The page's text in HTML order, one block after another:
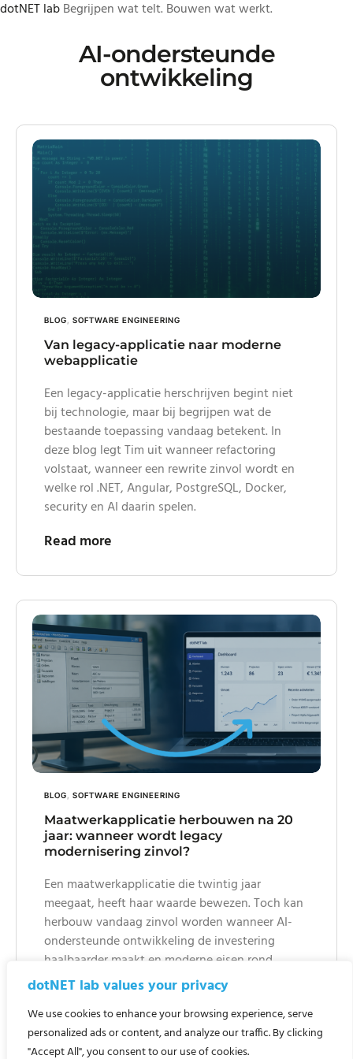
dotNET lab values your privacy
We use cookies to enhance your browsing experience, serve
personalized ads or content, and analyze our traffic. By clicking
"Accept All", you consent to our use of cookies.
dotNET labBegrijpen wat telt. Bouwen wat werkt.
AI-ondersteunde
ontwikkeling
BLOG SOFTWARE ENGINEERING
Van legacy-applicatie naar moderne
webapplicatie
Een legacy-applicatie herschrijven begint niet
bij technologie, maar bij begrijpen wat de
bestaande toepassing vandaag betekent. In
deze blog legt Tim uit wanneer refactoring
volstaat, wanneer een rewrite zinvol wordt en
welke rol .NET, Angular, PostgreSQL, Docker,
security en AI daarin spelen.
Read more
BLOG SOFTWARE ENGINEERING
Maatwerkapplicatie herbouwen na 20
jaar: wanneer wordt legacy
modernisering zinvol?
Een maatwerkapplicatie die twintig jaar
meegaat, heeft haar waarde bewezen. Toch kan
herbouw vandaag zinvol worden wanneer AI-
ondersteunde ontwikkeling de investering
haalbaarder maakt en moderne eisen rond
security, onderhoudbaarheid, webtoegang en
platformonafhankelijkheid belangrijker worden.
Read more